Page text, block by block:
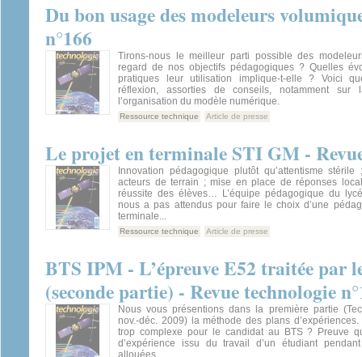
Du bon usage des modeleurs
n°166
Tirons-nous le meilleur parti possible des
regard de nos objectifs pédagogiques ? Quelles
pratiques leur utilisation implique-t-elle ? Voici
réflexion, assorties de conseils, notamment sur
l’organisation du modèle numérique.
Ressource technique Article de presse
Le projet en terminale STI GM -
Innovation pédagogique plutôt qu’attentisme
acteurs de terrain ; mise en place de réponses
réussite des élèves… L’équipe pédagogique du
nous a pas attendus pour faire le choix d’une
terminale...
Ressource technique Article de presse
BTS IPM - L’épreuve E52 traitée par
(seconde partie) - Revue technologie
Nous vous présentions dans la première partie
nov.-déc. 2009) la méthode des plans d’expériences.
trop complexe pour le candidat au BTS ? Preuve
d’expérience issu du travail d’un étudiant
allouées.